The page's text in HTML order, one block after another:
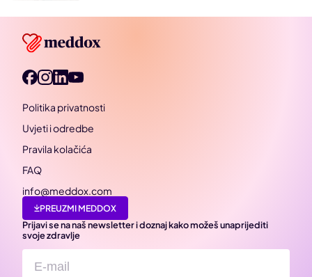
Politika privatnosti
Uvjeti i odredbe
Pravila kolačića
FAQ
info@meddox.com
PREUZMI MEDDOX
Prijavi se na naš newsletter i doznaj kako možeš unaprijediti
svoje zdravlje